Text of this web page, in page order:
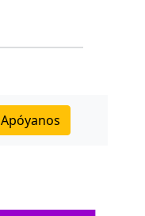
Apóyanos